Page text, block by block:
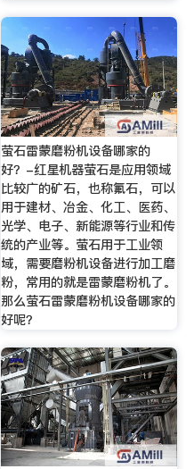
萤石雷蒙磨粉机设备哪家的
好？-红星机器萤石是应用领域
比较广的矿石，也称氟石，可以
用于建材、冶金、化工、医药、
光学、电子、新能源等行业和传
统的产业等。萤石用于工业领
域，需要磨粉机设备进行加工磨
粉，常用的就是雷蒙磨粉机了。
那么萤石雷蒙磨粉机设备哪家的
好呢？